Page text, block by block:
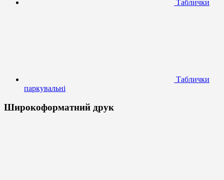
Таблички
Таблички
паркувальні
Широкоформатний друк